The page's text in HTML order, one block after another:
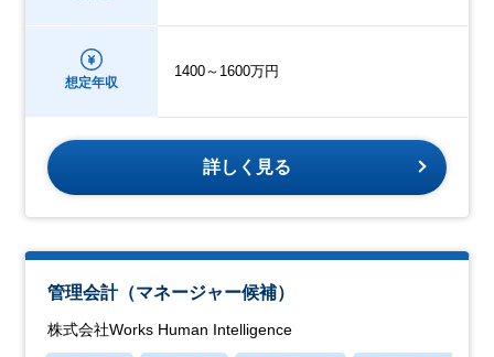
想定年収
1400～1600万円
詳しく見る
管理会計（マネージャー候補）
株式会社Works Human Intelligence